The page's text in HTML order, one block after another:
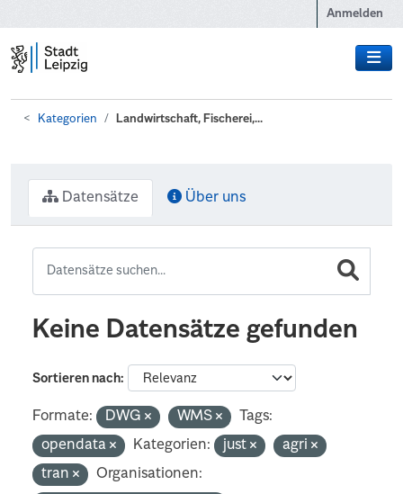
Anmelden
Kategorien Landwirtschaft, Fischerei,...
Datensätze Über uns
Keine Datensätze gefunden
Sortieren nach
Formate: DWG WMS
Tags:
opendata
Kategorien: just
agri
tran
Organisationen: